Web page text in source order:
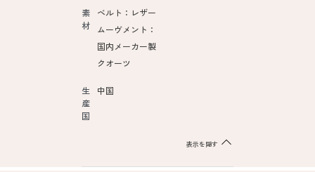
素
材
ベルト：レザー
ムーヴメント：
国内メーカー製
クオーツ
生
産
国
中国
表示を隠す